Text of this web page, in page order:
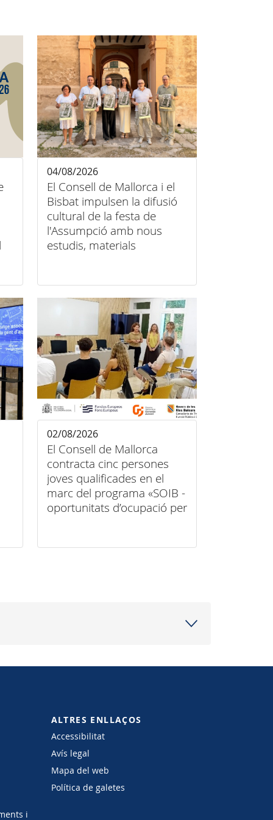
El Consell de Mallorca i el
Bisbat impulsen la difusió
cultural de la festa de
l'Assumpció amb nous
estudis, materials
04/08/2026
El Consell de Mallorca
contracta cinc persones
joves qualificades en el
marc del programa «SOIB -
oportunitats d’ocupació per
locals 2026-2027»
02/08/2026
i
ALTRES ENLLAÇOS
Accessibilitat
Avís legal
Mapa del web
Política de galetes